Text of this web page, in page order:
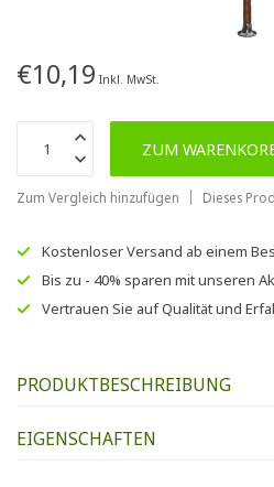
€10,19 Inkl. MwSt.
ZUM
Zum Vergleich hinzufügen Dieses
Kostenloser Versand ab einem
Bis zu - 40% sparen mit unseren
Vertrauen Sie aufQualität und
PRODUKTBESCHREIBUNG
EIGENSCHAFTEN